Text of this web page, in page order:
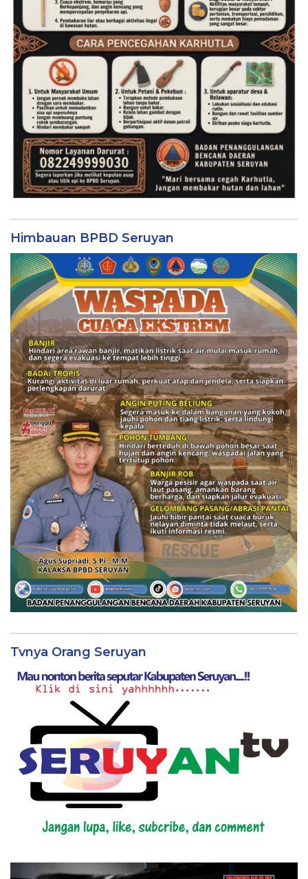
Himbauan BPBD Seruyan
Tvnya Orang Seruyan